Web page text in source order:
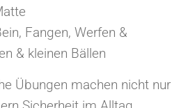
Fangen, Werfen &
& kleinen Bällen
Übungen machen nicht nur